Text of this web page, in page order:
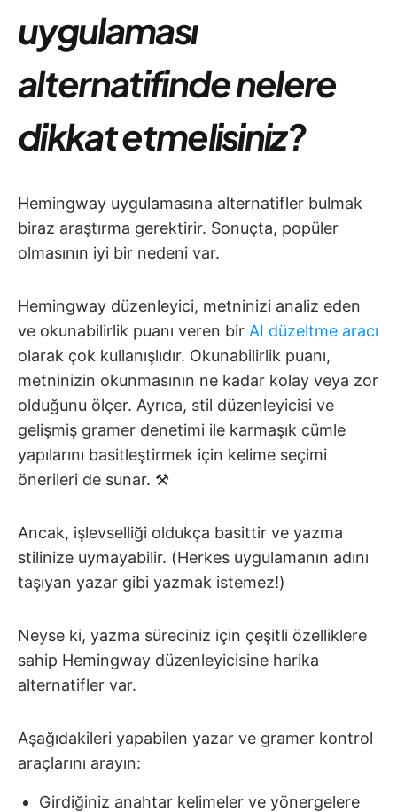
uygulaması
alternatifinde nelere
dikkat etmelisiniz?
Hemingway uygulamasına alternatifler bulmak
biraz araştırma gerektirir. Sonuçta, popüler
olmasının iyi bir nedeni var.
Hemingway düzenleyici, metninizi analiz eden
ve okunabilirlik puanı veren bir AI düzeltme aracı
olarak çok kullanışlıdır. Okunabilirlik puanı,
metninizin okunmasının ne kadar kolay veya zor
olduğunu ölçer. Ayrıca, stil düzenleyicisi ve
gelişmiş gramer denetimi ile karmaşık cümle
yapılarını basitleştirmek için kelime seçimi
önerileri de sunar. ⚒️
Ancak, işlevselliği oldukça basittir ve yazma
stilinize uymayabilir. (Herkes uygulamanın adını
taşıyan yazar gibi yazmak istemez!)
Neyse ki, yazma süreciniz için çeşitli özelliklere
sahip Hemingway düzenleyicisine harika
alternatifler var.
Aşağıdakileri yapabilen yazar ve gramer kontrol
araçlarını arayın:
Girdiğiniz anahtar kelimeler ve yönergelere